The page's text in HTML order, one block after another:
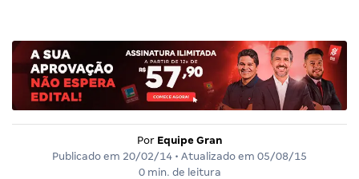
Por Equipe Gran
Publicado em 20/02/14 • Atualizado em 05/08/15
0 min. de leitura